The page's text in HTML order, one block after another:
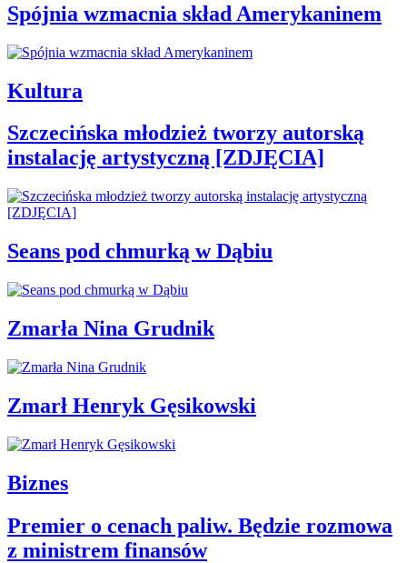
Spójnia wzmacnia skład Amerykaninem
Kultura
Szczecińska młodzież tworzy autorską
instalację artystyczną [ZDJĘCIA]
Seans pod chmurką w Dąbiu
Zmarła Nina Grudnik
Zmarł Henryk Gęsikowski
Biznes
Premier o cenach paliw. Będzie rozmowa
z ministrem finansów